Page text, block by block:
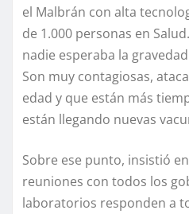
el Malbrán con alta
de 1.000 personas en
nadie esperaba la
Son muy contagiosas,
edad y que están más
están llegando nuevas
Sobre ese punto, insistió
reuniones con todos los
laboratorios responden a